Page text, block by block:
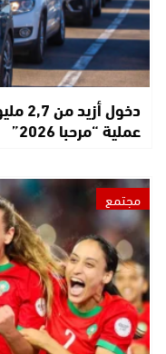
عملية “مرحبا 2026”
مجتمع